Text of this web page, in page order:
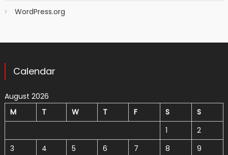
WordPress.org
Calendar
August 2026
M
T W T F S
S
1
2
3
4 5 6 7 8
9